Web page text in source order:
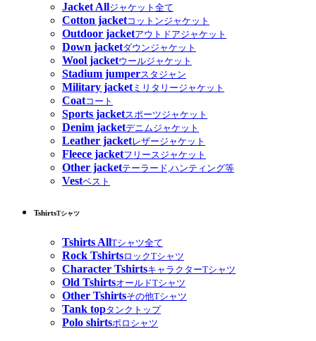
Jacket Allジャケット全て
Cotton jacketコットンジャケット
Outdoor jacketアウトドアジャケット
Down jacketダウンジャケット
Wool jacketウールジャケット
Stadium jumperスタジャン
Military jacketミリタリージャケット
Coatコート
Sports jacketスポーツジャケット
Denim jacketデニムジャケット
Leather jacketレザージャケット
Fleece jacketフリースジャケット
Other jacketテーラード,ハンティング等
Vestベスト
TshirtsTシャツ
Tshirts AllTシャツ全て
Rock TshirtsロックTシャツ
Character TshirtsキャラクターTシャツ
Old TshirtsオールドTシャツ
Other Tshirtsその他Tシャツ
Tank topタンクトップ
Polo shirtsポロシャツ